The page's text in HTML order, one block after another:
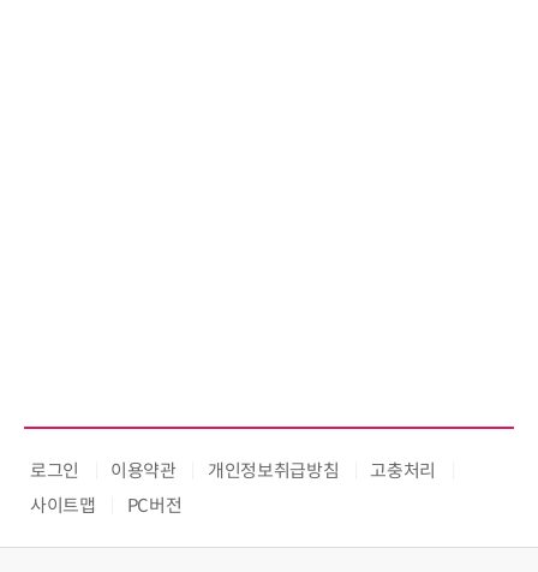
로그인 이용약관 개인정보취급방침
고충처리
사이트맵
PC버전